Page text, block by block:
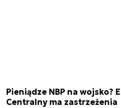
Pieniądze NBP na wojsko?
Centralny ma zastrzeżenia